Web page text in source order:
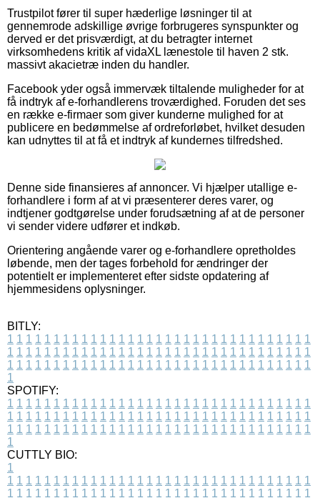
Trustpilot fører til super hæderlige løsninger til at
gennemrode adskillige øvrige forbrugeres synspunkter og
derved er det prisværdigt, at du betragter internet
virksomhedens kritik af vidaXL lænestole til haven 2 stk.
massivt akacietræ inden du handler.
Facebook yder også immervæk tiltalende muligheder for at
få indtryk af e-forhandlerens troværdighed. Foruden det ses
en række e-firmaer som giver kunderne mulighed for at
publicere en bedømmelse af ordreforløbet, hvilket desuden
kan udnyttes til at få et indtryk af kundernes tilfredshed.
Denne side finansieres af annoncer. Vi hjælper utallige e-
forhandlere i form af at vi præsenterer deres varer, og
indtjener godtgørelse under forudsætning af at de personer
vi sender videre udfører et indkøb.
Orientering angående varer og e-forhandlere opretholdes
løbende, men der tages forbehold for ændringer der
potentielt er implementeret efter sidste opdatering af
hjemmesidens oplysninger.
BITLY:
1 1 1 1 1 1 1 1 1 1 1 1 1 1 1 1 1 1 1 1 1 1 1 1 1 1 1 1 1 1 1 1 1
1 1 1 1 1 1 1 1 1 1 1 1 1 1 1 1 1 1 1 1 1 1 1 1 1 1 1 1 1 1 1 1 1
1 1 1 1 1 1 1 1 1 1 1 1 1 1 1 1 1 1 1 1 1 1 1 1 1 1 1 1 1 1 1 1 1
1
SPOTIFY:
1 1 1 1 1 1 1 1 1 1 1 1 1 1 1 1 1 1 1 1 1 1 1 1 1 1 1 1 1 1 1 1 1
1 1 1 1 1 1 1 1 1 1 1 1 1 1 1 1 1 1 1 1 1 1 1 1 1 1 1 1 1 1 1 1 1
1 1 1 1 1 1 1 1 1 1 1 1 1 1 1 1 1 1 1 1 1 1 1 1 1 1 1 1 1 1 1 1 1
1
CUTTLY BIO:
1
1 1 1 1 1 1 1 1 1 1 1 1 1 1 1 1 1 1 1 1 1 1 1 1 1 1 1 1 1 1 1 1 1
1 1 1 1 1 1 1 1 1 1 1 1 1 1 1 1 1 1 1 1 1 1 1 1 1 1 1 1 1 1 1 1 1